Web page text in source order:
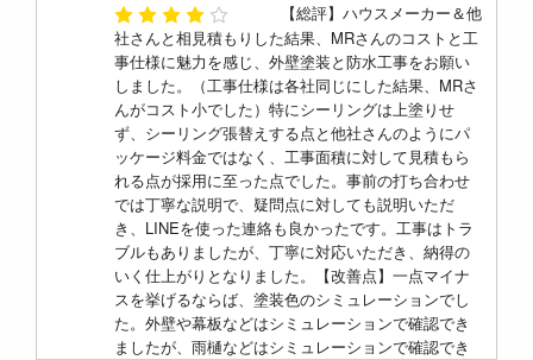
【総評】ハウスメーカー＆他
社さんと相見積もりした結果、MRさんのコストと工
事仕様に魅力を感じ、外壁塗装と防水工事をお願い
しました。（工事仕様は各社同じにした結果、MRさ
んがコスト小でした）特にシーリングは上塗りせ
ず、シーリング張替えする点と他社さんのようにパ
ッケージ料金ではなく、工事面積に対して見積もら
れる点が採用に至った点でした。事前の打ち合わせ
では丁寧な説明で、疑問点に対しても説明いただ
き、LINEを使った連絡も良かったです。工事はトラ
ブルもありましたが、丁寧に対応いただき、納得の
いく仕上がりとなりました。【改善点】一点マイナ
スを挙げるならば、塗装色のシミュレーションでし
た。外壁や幕板などはシミュレーションで確認でき
ましたが、雨樋などはシミュレーションで確認でき